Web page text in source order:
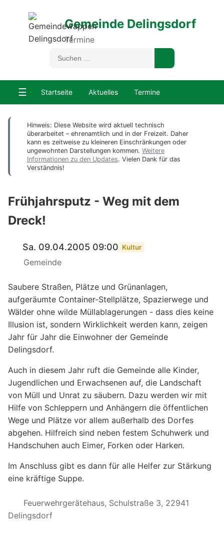
Gemeinde Delingsdorf
Termine
☰ Startseite Aktuelles Termine
Hinweis: Diese Website wird aktuell technisch
überarbeitet – ehrenamtlich und in der Freizeit. Daher
kann es zeitweise zu kleineren Einschränkungen oder
ungewohnten Darstellungen kommen. Weitere
Informationen zu den Updates. Vielen Dank für das
Verständnis!
Frühjahrsputz - Weg mit dem
Dreck!
Sa. 09.04.2005 09:00 Kultur
Gemeinde
Saubere Straßen, Plätze und Grünanlagen,
aufgeräumte Container-Stellplätze, Spazierwege und
Wälder ohne wilde Müllablagerungen - dass dies keine
Illusion ist, sondern Wirklichkeit werden kann, zeigen
Jahr für Jahr die Einwohner der Gemeinde
Delingsdorf.
Auch in diesem Jahr ruft die Gemeinde alle Kinder,
Jugendlichen und Erwachsenen auf, die Landschaft
von Müll und Unrat zu säubern. Dazu werden wir mit
Hilfe von Schleppern und Anhängern die öffentlichen
Wege und Plätze vor allem außerhalb des Dorfes
abgehen. Hilfreich sind neben festem Schuhwerk und
Handschuhen auch Eimer, Forken oder Harken.
Im Anschluss gibt es dann für alle Helfer zur Stärkung
eine kräftige Suppe.
Feuerwehrgerätehaus, Schulstraße 3, 22941
Delingsdorf